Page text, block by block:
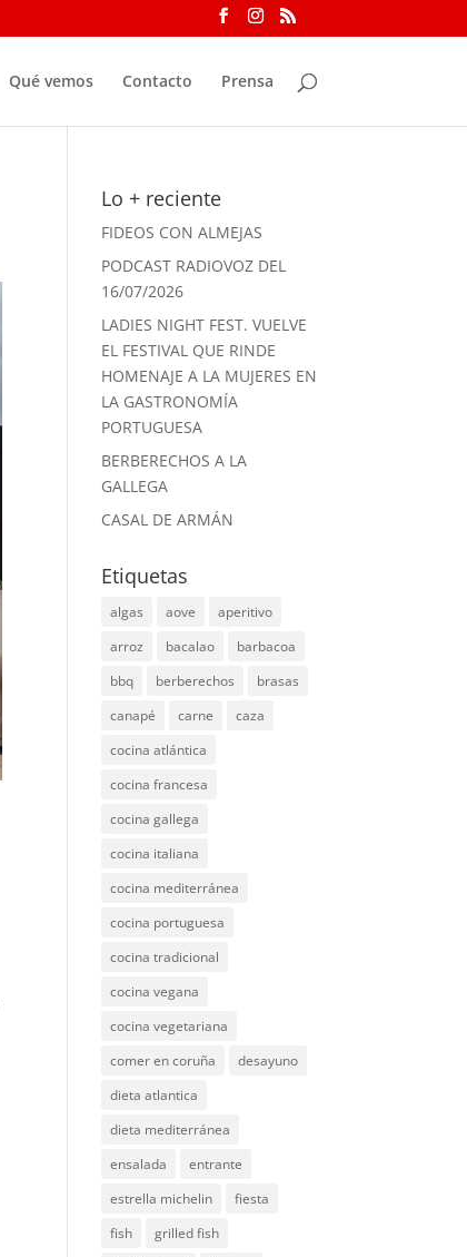
Qué vemos Contacto Prensa
Lo + reciente
FIDEOS CON ALMEJAS
PODCAST RADIOVOZ DEL
16/07/2026
LADIES NIGHT FEST. VUELVE
EL FESTIVAL QUE RINDE
HOMENAJE A LA MUJERES EN
LA GASTRONOMÍA
PORTUGUESA
BERBERECHOS A LA
GALLEGA
CASAL DE ARMÁN
Etiquetas
algas aove
aperitivo
arroz
bacalao
barbacoa
bbq
berberechos
brasas
canapé
carne
caza
cocina atlántica
cocina francesa
cocina gallega
cocina italiana
cocina mediterránea
cocina portuguesa
cocina tradicional
cocina vegana
cocina vegetariana
comer en coruña
desayuno
dieta atlantica
dieta mediterránea
ensalada
entrante
estrella michelin
fiesta
fish
grilled fish